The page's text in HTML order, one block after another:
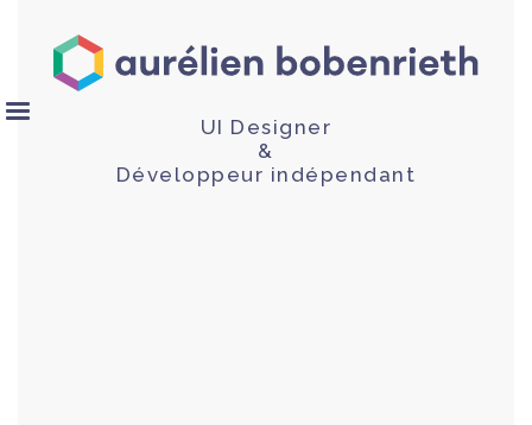
UI Designer
&
Développeur indépendant